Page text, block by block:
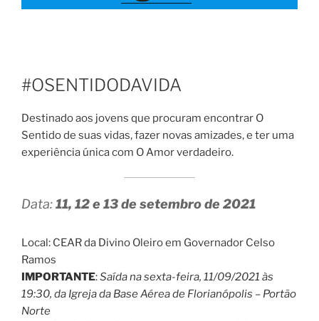
#OSENTIDODAVIDA
Destinado aos jovens que procuram encontrar O
Sentido de suas vidas, fazer nova s amizades, e ter uma
experiência única com O Amor verdadeiro.
Data:11, 12 e 13 de setembro de 2021
Local: CEAR da Divino Oleiro em Governador Celso
Ramos
IMPORTANTE:Saída na sexta-feira, 11/09/2021 às
19:30, da Igreja da Base Aérea de Florianópolis – Portão
Norte